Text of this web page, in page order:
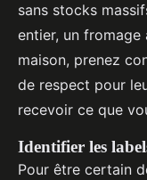
sans stocks
entier, un
maison, prenez
de respect pour
recevoir ce que
Identifier les
Pour être certain